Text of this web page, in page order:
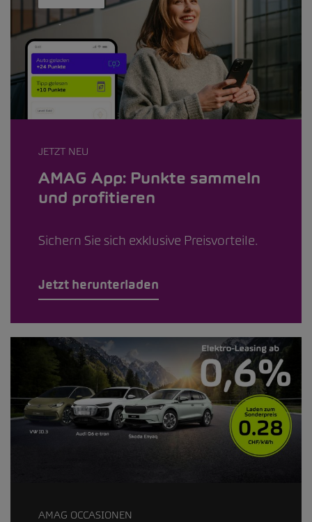
JETZT NEU
AMAG App: Punkte sammeln
und profitieren
Sichern Sie sich exklusive Preisvorteile.
Jetzt herunterladen
AMAG OCCASIONEN